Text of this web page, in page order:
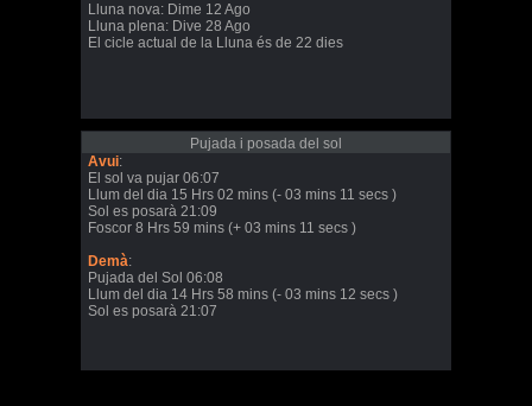
Lluna nova: Dime 12 Ago
Lluna plena: Dive 28 Ago
El cicle actual de la Lluna és de 22 dies
Pujada i posada del sol
Avui:
El sol va pujar 06:07
Llum del dia 15 Hrs 02 mins (- 03 mins 11 secs )
Sol es posarà 21:09
Foscor 8 Hrs 59 mins (+ 03 mins 11 secs )
Demà:
Pujada del Sol 06:08
Llum del dia 14 Hrs 58 mins (- 03 mins 12 secs )
Sol es posarà 21:07